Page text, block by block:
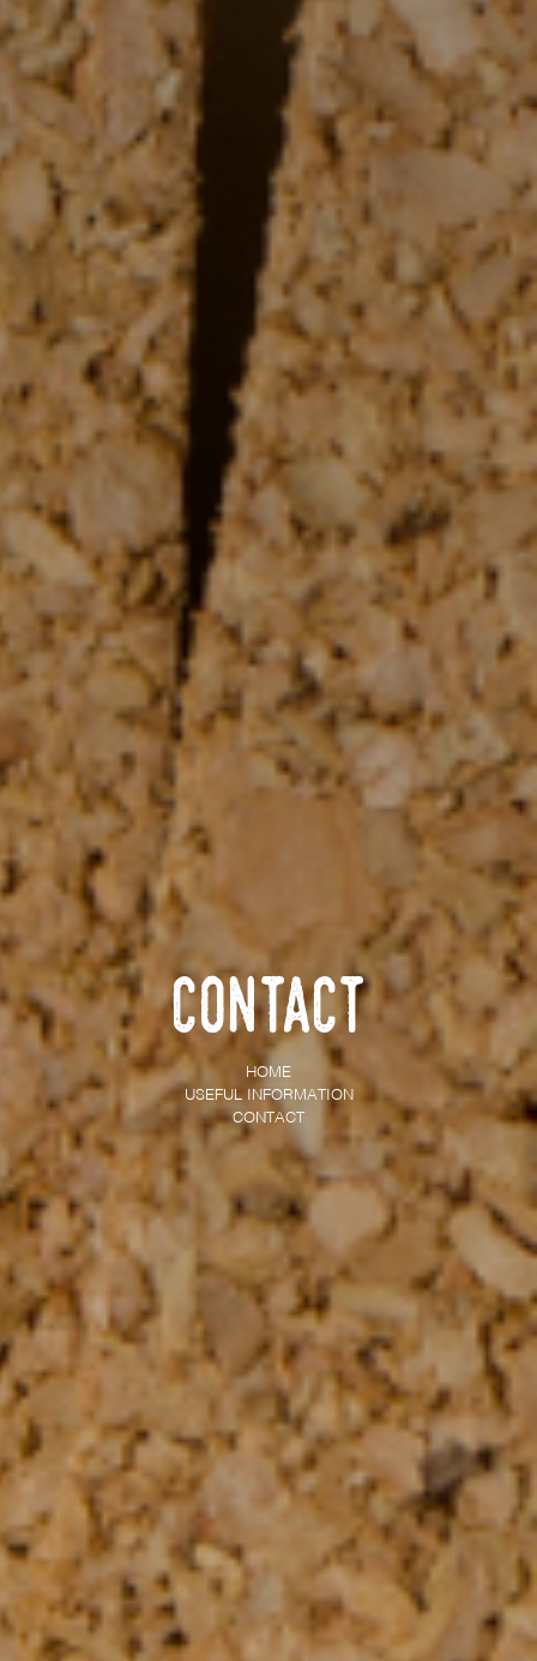
Contact
HOME
USEFUL INFORMATION
CONTACT